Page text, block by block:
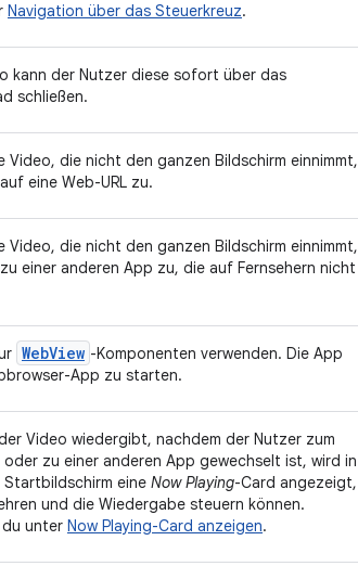
Navigation über das Steuerkreuz.
kann der Nutzer diese sofort über das
schließen.
Video, die nicht den ganzen Bildschirm einnimmt,
eine Web-URL zu.
Video, die nicht den ganzen Bildschirm einnimmt,
einer anderen App zu, die auf Fernsehern nicht
WebView -Komponenten verwenden. Die App
App zu starten.
Video wiedergibt, nachdem der Nutzer zum
zu einer anderen App gewechselt ist, wird in
eine Now Playing-Card angezeigt,
und die Wiedergabe steuern können.
unter Now Playing-Card anzeigen.